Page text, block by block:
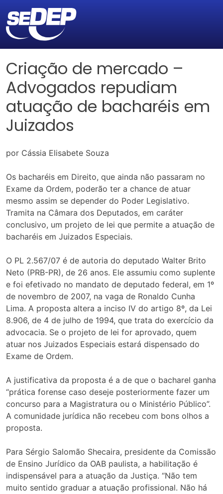
Criação de mercado –
Advogados repudiam
atuação de bacharéis em
Juizados
por Cássia Elisabete Souza
Os bacharéis em Direito, que ainda não passaram no
Exame da Ordem, poderão ter a chance de atuar
mesmo assim se depender do Poder Legislativo.
Tramita na Câmara dos Deputados, em caráter
conclusivo, um projeto de lei que permite a atuação de
bacharéis em Juizados Especiais.
O PL 2.567/07 é de autoria do deputado Walter Brito
Neto (PRB-PR), de 26 anos. Ele assumiu como suplente
e foi efetivado no mandato de deputado federal, em 1º
de novembro de 2007, na vaga de Ronaldo Cunha
Lima. A proposta altera a inciso IV do artigo 8º, da Lei
8.906, de 4 de julho de 1994, que trata do exercício da
advocacia. Se o projeto de lei for aprovado, quem
atuar nos Juizados Especiais estará dispensado do
Exame de Ordem.
A justificativa da proposta é a de que o bacharel ganha
“prática forense caso deseje posteriormente fazer um
concurso para a Magistratura ou o Ministério Público”.
A comunidade jurídica não recebeu com bons olhos a
proposta.
Para Sérgio Salomão Shecaira, presidente da Comissão
de Ensino Jurídico da OAB paulista, a habilitação é
indispensável para a atuação da Justiça. “Não tem
muito sentido graduar a atuação profissional. Não há